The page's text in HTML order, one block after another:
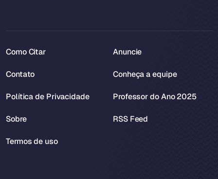
Como Citar
Contato
Política de Privacidade
Sobre
Termos de uso
Anuncie
Conheça a equipe
Professor do Ano 2025
RSS Feed